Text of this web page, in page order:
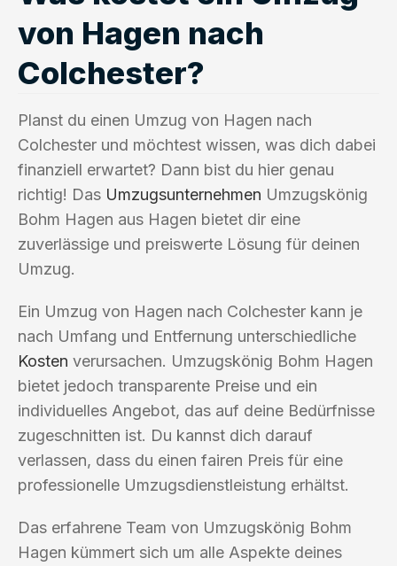
von Hagen nach
Colchester?
Planst du einen Umzug von Hagen nach
Colchester und möchtest wissen, was dich dabei
finanziell erwartet? Dann bist du hier genau
richtig! Das Umzugsunternehmen Umzugskönig
Bohm Hagen aus Hagen bietet dir eine
zuverlässige und preiswerte Lösung für deinen
Umzug.
Ein Umzug von Hagen nach Colchester kann je
nach Umfang und Entfernung unterschiedliche
Kosten verursachen. Umzugskönig Bohm Hagen
bietet jedoch transparente Preise und ein
individuelles Angebot, das auf deine Bedürfnisse
zugeschnitten ist. Du kannst dich darauf
verlassen, dass du einen fairen Preis für eine
professionelle Umzugsdienstleistung erhältst.
Das erfahrene Team von Umzugskönig Bohm
Hagen kümmert sich um alle Aspekte deines